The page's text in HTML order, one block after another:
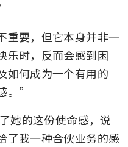
重要，但它本身并非一
时，反而会感到困
如何成为一个有用的
。”
她的这份使命感，说
了我一种合伙业务的感